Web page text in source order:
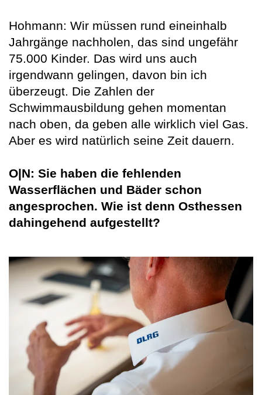
Hohmann: Wir müssen rund eineinhalb
Jahrgänge nachholen, das sind ungefähr
75.000 Kinder. Das wird uns auch
irgendwann gelingen, davon bin ich
überzeugt. Die Zahlen der
Schwimmausbildung gehen momentan
nach oben, da geben alle wirklich viel Gas.
Aber es wird natürlich seine Zeit dauern.
O|N: Sie haben die fehlenden
Wasserflächen und Bäder schon
angesprochen. Wie ist denn Osthessen
dahingehend aufgestellt?